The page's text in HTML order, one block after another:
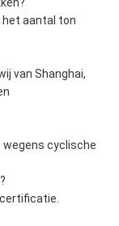
het aantal ton
van Shanghai,
wegens cyclische
certificatie.